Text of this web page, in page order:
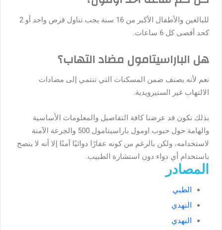
للبالغين والأطفال الأكبر من 16 سنة يجب تناول قرص واحد أو 2
كحد أقصى كل 6 ساعات.
هل الباراسيتامول مضاد التهاب؟
نعم لأنه يصنف ضمن المسكنات التي تنتمي إلى مضادات
الالتهاب غير الستيرويدية.
بذلك نكون قد عرضنا كافة التفاصيل والمعلومات الأساسية
والهامة حول حبوب اومول باراسيتامول 500 والجرعة الآمنة
لاستخدامه، ولكن بالرغم من كونه عقارًا دوائيًا آمنًا إلا أنه لا ينصح
باستخدام أي دواء دون استشارة الطبيب.
المصادر
الطبي
النهدي
النهدي